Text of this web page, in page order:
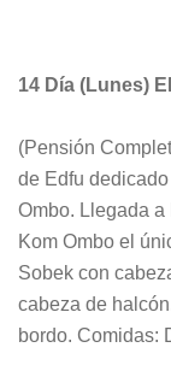
14 Día (Lunes)
(Pensión
de Edfu
Ombo. Llegada a
Kom Ombo el
Sobek con
cabeza de
bordo. Comidas: